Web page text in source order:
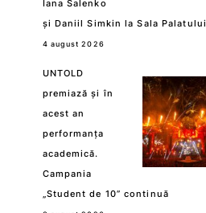
Iana Salenko
și Daniil Simkin la Sala Palatului
4 august 2026
UNTOLD
premiază și în
acest an
performanța
academică.
Campania
„Student de 10” continuă